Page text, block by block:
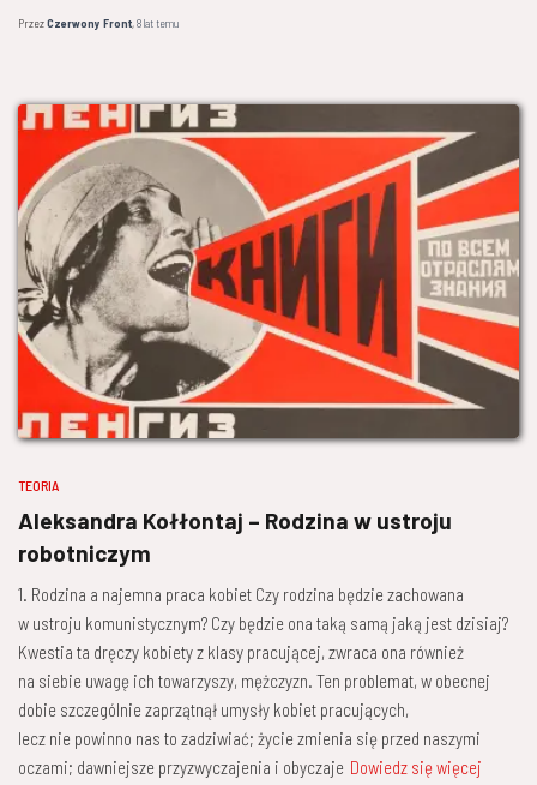
PrzezCzerwony Front,8 lattemu
TEORIA
Aleksandra Kołłontaj – Rodzina w ustroju
robotniczym
1. Rodzina a najemna praca kobiet Czy rodzina będzie zachowana
w ustroju komunistycznym? Czy będzie ona taką samą jaką jest dzisiaj?
Kwestia ta dręczy kobiety z klasy pracującej, zwraca ona również
na siebie uwagę ich towarzyszy, mężczyzn. Ten problemat, w obecnej
dobie szczególnie zaprzątnął umysły kobiet pracujących,
lecz nie powinno nas to zadziwiać; życie zmienia się przed naszymi
oczami; dawniejsze przyzwyczajenia i obyczaje Dowiedz się więcej